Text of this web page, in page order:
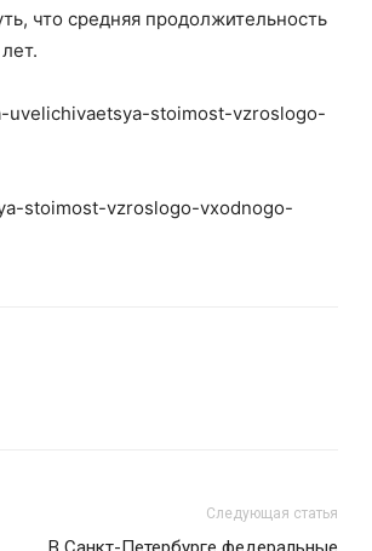
что средняя продолжительность
uvelichivaetsya-stoimost-vzroslogo-
stoimost-vzroslogo-vxodnogo-
Следующая статья